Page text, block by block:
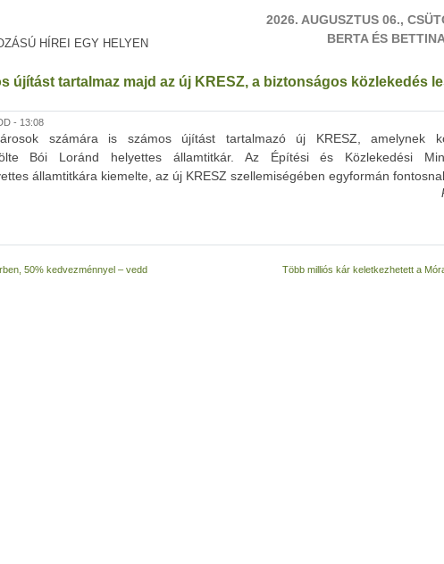
HÍREI EGY HELYEN
2026. AUGUSZTUS 06.,
BERTA ÉS
újítást tartalmaz majd az új KRESZ, a biztonságos közlekedés
- 13:08
számára is számos újítást tartalmazó új KRESZ, amelynek
Bói Loránd helyettes államtitkár. Az Építési és Közlekedési
államtitkára kiemelte, az új KRESZ szellemiségében egyformán
50% kedvezménnyel – vedd
Több milliós kár keletkezhetett a